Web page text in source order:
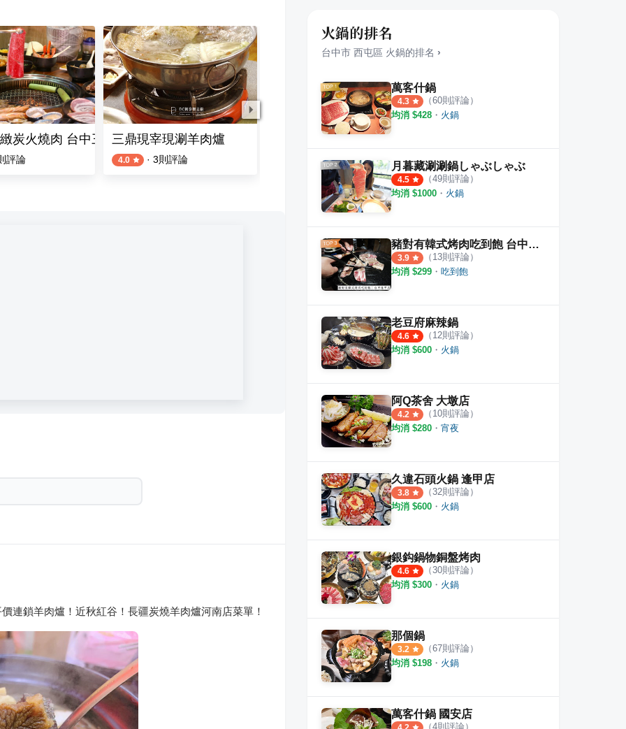
炭火燒肉 台中三民西店
評論
三鼎現宰現涮羊肉爐
4.0 · 3則評論
日日發現宰羊肉爐
則評論 5.0 則評論
連鎖羊肉爐！近秋紅谷！長疆炭燒羊肉爐河南店菜單！
火鍋的排名
台中市 西屯區 火鍋的排名 ›
萬客什鍋
4.3 （60則評論）
均消 $428 ・ 火鍋
月暮藏涮涮鍋しゃぶしゃぶ
4.5 （49則評論）
均消 $1000 ・ 火鍋
豬對有韓式烤肉吃到飽 台中逢甲店
3.9 （ 13則評論）
均消 $299 ・ 吃到飽
老豆府麻辣鍋
4.6 （ 12則評論）
均消 $600 ・ 火鍋
阿Q茶舍 大墩店
4.2 （ 10則評論）
均消 $280 ・ 宵夜
久違石頭火鍋 逢甲店
3.8 （32則評論）
均消 $600 ・ 火鍋
銀鈎鍋物銅盤烤肉
4.6 （30則評論）
均消 $300 ・ 火鍋
那個鍋
3.2 （67則評論）
均消 $198 ・ 火鍋
萬客什鍋 國安店
（4則評論）